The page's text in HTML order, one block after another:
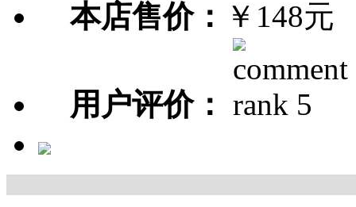
本店售价： ￥148元
用户评价：